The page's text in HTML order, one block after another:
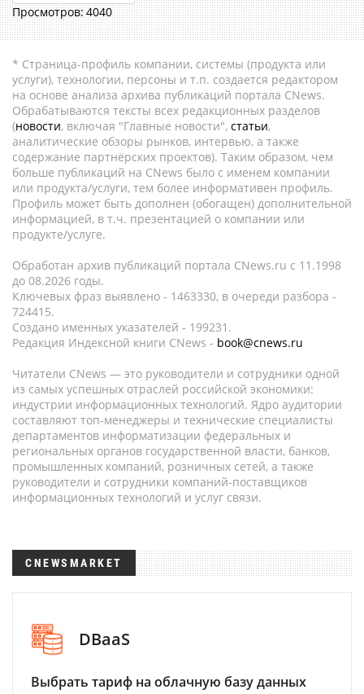
4040
* Страница-профиль компании, системы (продукта или
услуги), технологии, персоны и т.п. создается редактором
на основе анализа архива публикаций портала CNews.
Обрабатываются тексты всех редакционных разделов
(новости, включая "Главные новости", статьи,
аналитические обзоры рынков, интервью, а также
содержание партнёрских проектов). Таким образом, чем
больше публикаций на CNews было с именем компании
или продукта/услуги, тем более информативен профиль.
Профиль может быть дополнен (обогащен) дополнительной
информацией, в т.ч. презентацией о компании или
продукте/услуге.
Обработан архив публикаций портала CNews.ru c 11.1998
до 08.2026 годы.
Ключевых фраз выявлено - 1463330, в очереди разбора -
724415.
Создано именных указателей - 199231.
Редакция Индексной книги CNews - book@cnews.ru
Читатели CNews — это руководители и сотрудники одной
из самых успешных отраслей российской экономики:
индустрии информационных технологий. Ядро аудитории
составляют топ-менеджеры и технические специалисты
департаментов информатизации федеральных и
региональных органов государственной власти, банков,
промышленных компаний, розничных сетей, а также
руководители и сотрудники компаний-поставщиков
информационных технологий и услуг связи.
CNEWSMARKET
DBaaS
Выбрать тариф на облачную базу данных